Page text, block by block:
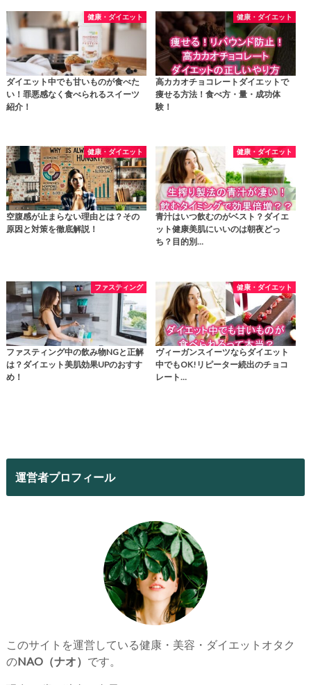
健康・ダイエット
ダイエット中でも甘いものが食べた
い！罪悪感なく食べられるスイーツ
紹介！
健康・ダイエット
高カカオチョコレートダイエットで
痩せる方法！食べ方・量・成功体
験！
健康・ダイエット
空腹感が止まらない理由とは？その
原因と対策を徹底解説！
健康・ダイエット
青汁はいつ飲むのがベスト？ダイエ
ット健康美肌にいいのは朝夜どっ
ち？目的別…
ファスティング
ファスティング中の飲み物NGと正解
は？ダイエット美肌効果UPのおすす
め！
健康・ダイエット
ヴィーガンスイーツならダイエット
中でもOK!リピーター続出のチョコ
レート…
運営者プロフィール
このサイトを運営している健康・美容・ダイエットオタク
のNAO（ナオ） です。